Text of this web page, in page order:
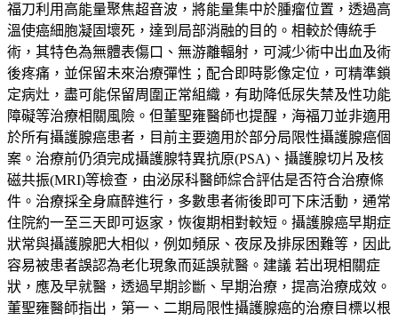
福刀利用高能量聚焦超音波，將能量集中於腫瘤位置，透過高
溫使癌細胞凝固壞死，達到局部消融的目的。相較於傳統手
術，其特色為無體表傷口、無游離輻射，可減少術中出血及術
後疼痛，並保留未來治療彈性；配合即時影像定位，可精準鎖
定病灶，盡可能保留周圍正常組織，有助降低尿失禁及性功能
障礙等治療相關風險。但董聖雍醫師也提醒，海福刀並非適用
於所有攝護腺癌患者，目前主要適用於部分局限性攝護腺癌個
案。治療前仍須完成攝護腺特異抗原(PSA)、攝護腺切片及核
磁共振(MRI)等檢查，由泌尿科醫師綜合評估是否符合治療條
件。治療採全身麻醉進行，多數患者術後即可下床活動，通常
住院約一至三天即可返家，恢復期相對較短。攝護腺癌早期症
狀常與攝護腺肥大相似，例如頻尿、夜尿及排尿困難等，因此
容易被患者誤認為老化現象而延誤就醫。建議 若出現相關症
狀，應及早就醫，透過早期診斷、早期治療，提高治療成效。
董聖雍醫師指出，第一、二期局限性攝護腺癌的治療目標以根